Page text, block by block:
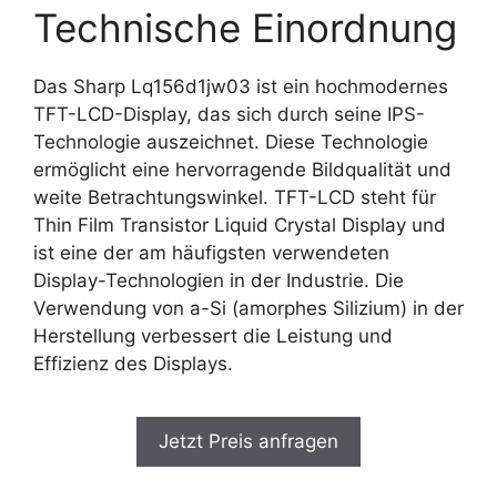
Technische Einordnung
Das Sharp Lq156d1jw03 ist ein hochmodernes
TFT-LCD-Display, das sich durch seine IPS-
Technologie auszeichnet. Diese Technologie
ermöglicht eine hervorragende Bildqualität und
weite Betrachtungswinkel. TFT-LCD steht für
Thin Film Transistor Liquid Crystal Display und
ist eine der am häufigsten verwendeten
Display-Technologien in der Industrie. Die
Verwendung von a-Si (amorphes Silizium) in der
Herstellung verbessert die Leistung und
Effizienz des Displays.
Jetzt Preis anfragen